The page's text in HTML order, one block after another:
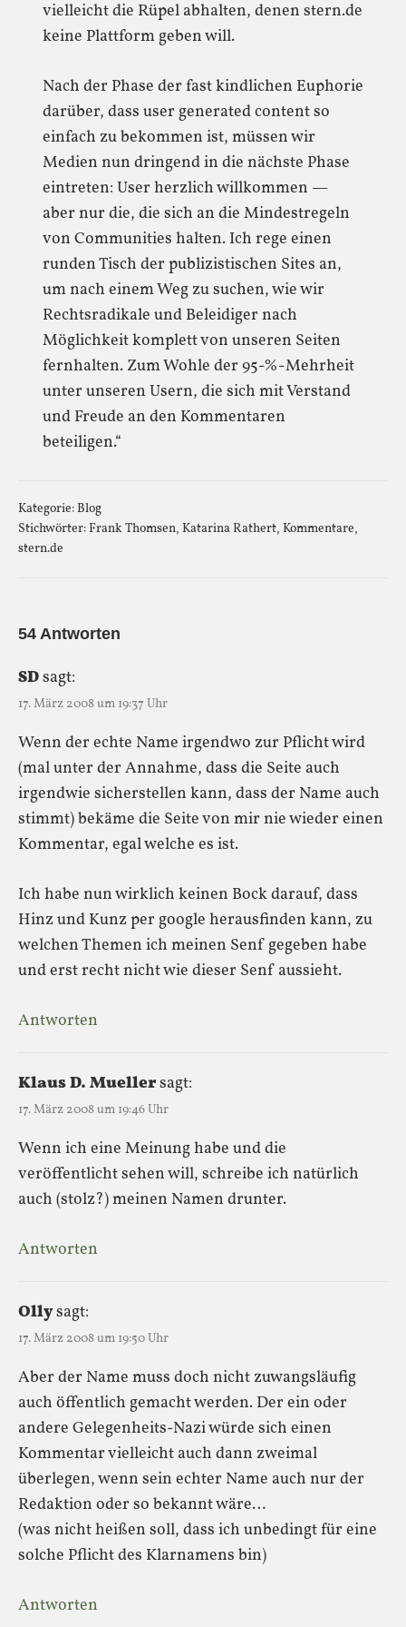
vielleicht die Rüpel abhalten, denen stern.de
keine Plattform geben will.
Nach der Phase der fast kindlichen Euphorie
darüber, dass user generated content so
einfach zu bekommen ist, müssen wir
Medien nun dringend in die nächste Phase
eintreten: User herzlich willkommen —
aber nur die, die sich an die Mindestregeln
von Communities halten. Ich rege einen
runden Tisch der publizistischen Sites an,
um nach einem Weg zu suchen, wie wir
Rechtsradikale und Beleidiger nach
Möglichkeit komplett von unseren Seiten
fernhalten. Zum Wohle der 95-%-Mehrheit
unter unseren Usern, die sich mit Verstand
und Freude an den Kommentaren
beteiligen.“
Kategorie:Blog
Stichwörter:Frank Thomsen, Katarina Rathert, Kommentare,
stern.de
54 Antworten
SDsagt:
17. März 2008 um 19:37 Uhr
Wenn der echte Name irgendwo zur Pflicht wird
(mal unter der Annahme, dass die Seite auch
irgendwie sicherstellen kann, dass der Name auch
stimmt) bekäme die Seite von mir nie wieder einen
Kommentar, egal welche es ist.
Ich habe nun wirklich keinen Bock darauf, dass
Hinz und Kunz per google herausfinden kann, zu
welchen Themen ich meinen Senf gegeben habe
und erst recht nicht wie dieser Senf aussieht.
Antworten
Klaus D. Muellersagt:
17. März 2008 um 19:46 Uhr
Wenn ich eine Meinung habe und die
veröffentlicht sehen will, schreibe ich natürlich
auch (stolz?) meinen Namen drunter.
Antworten
Ollysagt:
17. März 2008 um 19:50 Uhr
Aber der Name muss doch nicht zuwangsläufig
auch öffentlich gemacht werden. Der ein oder
andere Gelegenheits-Nazi würde sich einen
Kommentar vielleicht auch dann zweimal
überlegen, wenn sein echter Name auch nur der
Redaktion oder so bekannt wäre…
(was nicht heißen soll, dass ich unbedingt für eine
solche Pflicht des Klarnamens bin)
Antworten